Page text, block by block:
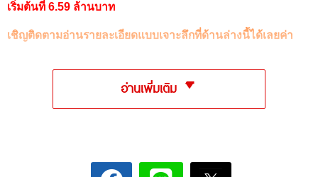
เริ่มต้นที่ 6.59 ล้านบาท
เชิญติดตามอ่านรายละเอียดแบบเจาะลึกที่ด้านล่างนี้ได้เลยค่า
อ่านเพิ่มเติม